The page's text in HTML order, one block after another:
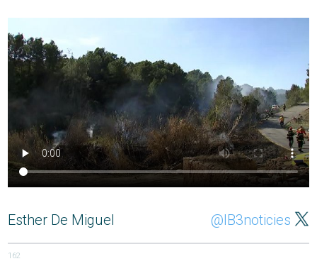
Esther De Miguel @IB3noticies
162